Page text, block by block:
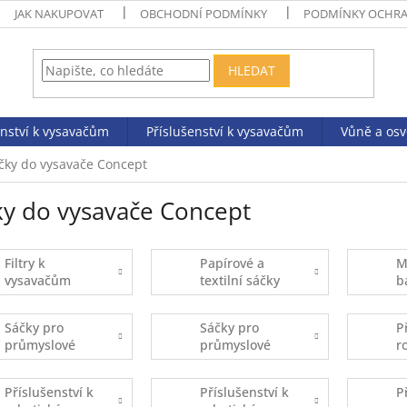
JAK NAKUPOVAT OBCHODNÍ PODMÍNKY PODMÍNKY
HLEDAT
k vysavačům Příslušenství k vysavačům
Vůně a
do vysavače Concept
do vysavače Concept
Filtry k
vysavačům
Papírové a
textilní sáčky
Sáčky pro
průmyslové
vysavače -
kusový prodej
Sáčky pro
průmyslové
vysavače -
balené
Příslušenství k
Příslušenství k